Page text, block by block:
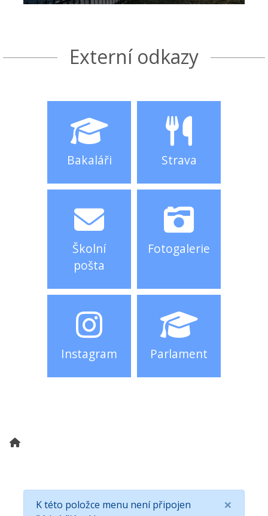
Externí odkazy
Bakaláři Strava
Školní
pošta
Fotogalerie
Instagram Parlament
×
K této položce menu není připojen